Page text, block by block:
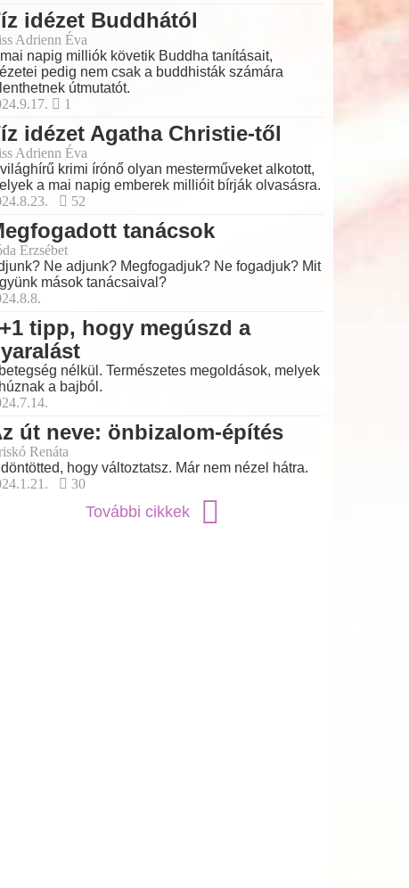
idézet Buddhától
Adrienn Éva
napig milliók követik Buddha tanításait,
pedig nem csak a buddhisták számára
útmutatót.
1
idézet Agatha Christie-től
Adrienn Éva
krimi írónő olyan mesterműveket alkotott,
a mai napig emberek millióit bírják olvasásra.
52
tanácsok
Erzsébet
Ne adjunk? Megfogadjuk? Ne fogadjuk? Mit
mások tanácsaival?
tipp, hogy megúszd a
nélkül. Természetes megoldások, melyek
a bajból.
út neve: önbizalom-építés
Renáta
hogy változtatsz. Már nem nézel hátra.
30
További cikkek